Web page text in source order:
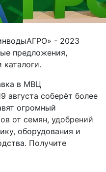
- 2023
предложения,
в МВЦ
августа соберёт более
огромный
от семян, удобрений
оборудования и
Получите